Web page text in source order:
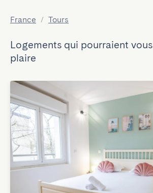
France / Tours
Logements qui pourraient vous
plaire